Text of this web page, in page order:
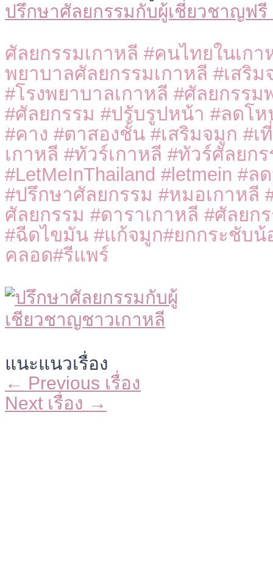
ปรึกษาศัลยกรรมกับผู้เชี่ยวชาญฟรี
ศัลยกรรมเกาหลี #คนไทยในเก
พยาบาลศัลยกรรมเกาหลี #เสริ
#โรงพยาบาลเกาหลี #ศัลยกรร
#ศัลยกรรม #ปรับรูปหน้า #ลดโ
#คาง #ตาสองชั้น #เสริมจมูก #เ
เกาหลี #ทัวร์เกาหลี #ทัวร์ศัลยก
#LetMeInThailand #letmein #
#ปรึกษาศัลยกรรม #หมอเกาหลี
ศัลยกรรม #ดาราเกาหลี #ศัลยก
#ฉีดไขมัน #แก้จมูก#ยกกระชับน้
คลอด#รีแพร์
แนะแนวเรื่อง
← Previous เรื่อง
Next เรื่อง →